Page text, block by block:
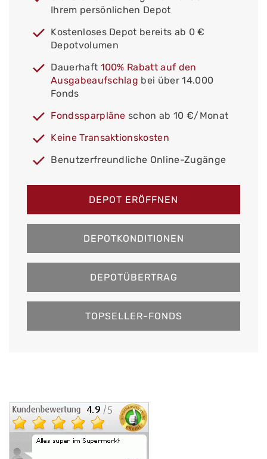
Ihrem persönlichen Depot
Kostenloses Depot bereits ab 0 €
Depotvolumen
Dauerhaft 100% Rabatt auf den
Ausgabeaufschlag bei über 14.000
Fonds
Fondssparpläne schon ab 10 €/Monat
Keine Transaktionskosten
Benutzerfreundliche Online-Zugänge
DEPOT ERÖFFNEN
DEPOTKONDITIONEN
DEPOTÜBERTRAG
TOPSELLER-FONDS